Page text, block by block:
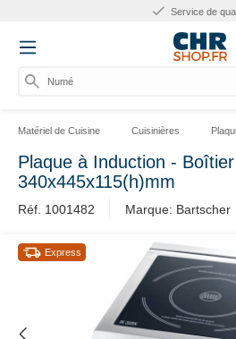
Service de
Numéro
Matériel de Cuisine Cuisinières
Plaque à Induction -
340x445x115(h)mm
Réf. 1001482 Marque: Bartscher
Express